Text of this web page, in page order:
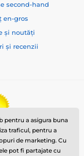
second-hand
en-gros
și noutăți
și recenzii
pentru a asigura buna
traficul, pentru a
de marketing. Cu
pot fi partajate cu